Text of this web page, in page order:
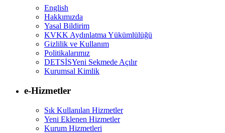
English
Hakkımızda
Yasal Bildirim
KVKK Aydınlatma Yükümlülüğü
Gizlilik ve Kullanım
Politikalarımız
DETSİSYeni Sekmede Açılır
Kurumsal Kimlik
e-Hizmetler
Sık Kullanılan Hizmetler
Yeni Eklenen Hizmetler
Kurum Hizmetleri